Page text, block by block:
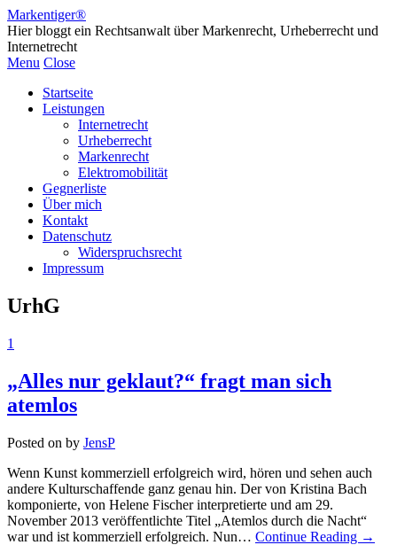
Markentiger®
Hier bloggt ein Rechtsanwalt über Markenrecht, Urheberrecht und
Internetrecht
Menu Close
Startseite
Leistungen
Internetrecht
Urheberrecht
Markenrecht
Elektromobilität
Gegnerliste
Über mich
Kontakt
Datenschutz
Widerspruchsrecht
Impressum
UrhG
1
„Alles nur geklaut?“ fragt man sich
atemlos
Posted on by JensP
Wenn Kunst kommerziell erfolgreich wird, hören und sehen auch
andere Kulturschaffende ganz genau hin. Der von Kristina Bach
komponierte, von Helene Fischer interpretierte und am 29.
November 2013 veröffentlichte Titel „Atemlos durch die Nacht“
war und ist kommerziell erfolgreich. Nun… Continue Reading →